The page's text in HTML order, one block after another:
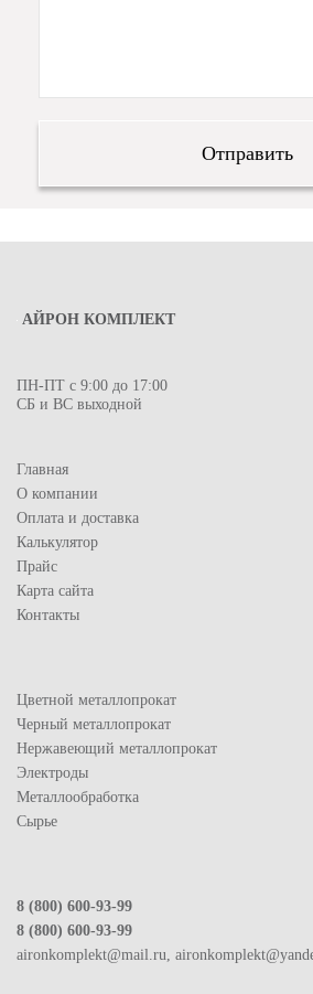
АЙРОН КОМПЛЕКТ
ПН-ПТ с 9:00 до 17:00
СБ и ВС выходной
Главная
О компании
Оплата и доставка
Калькулятор
Прайс
Карта сайта
Контакты
Цветной металлопрокат
Черный металлопрокат
Нержавеющий металлопрокат
Электроды
Металлообработка
Сырье
8 (800) 600-93-99
8 (800) 600-93-99
aironkomplekt@mail.ru,